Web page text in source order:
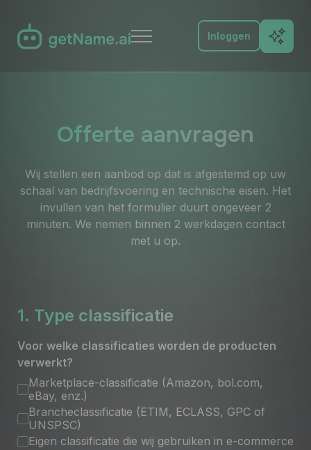
Probeer het
Docs
NL
CZ
Inloggen
Offerte aanvragen
Wij stellen een aanbod op dat is afgestemd op uw
schaal van bedrijfsvoering en technische eisen. Het
invullen van het formulier duurt ongeveer 2
minuten. We nemen binnen 2 werkdagen contact
met u op.
1. Type classificatie
Voor welke classificaties worden de producten
verwerkt?
Marketplace-classificatie (Amazon, bol.com,
eBay, enz.)
Brancheclassificatie (ETIM, ECLASS, GPC of
UNSPSC)
Eigen classificatie die wij gebruiken in e-commerce